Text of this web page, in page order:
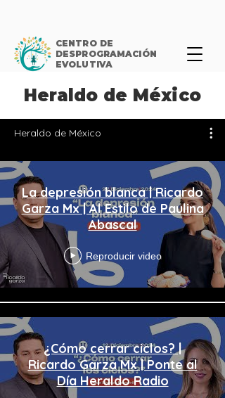
CENTRO DE
DESPROGRAMACIÓN
EVOLUTIVA
Heraldo de México
Heraldo de México
La depresión blanca | Ricardo
Garza Mx | Al Estilo de Paulina
Abascal
Reproducir video
¿Cómo cerrar ciclos? |
Ricardo Garza Mx | Ponte al
Día Heraldo Radio